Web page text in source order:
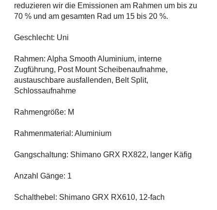
reduzieren wir die Emissionen am Rahmen um bis zu
70 % und am gesamten Rad um 15 bis 20 %.
Geschlecht: Uni
Rahmen: Alpha Smooth Aluminium, interne
Zugführung, Post Mount Scheibenaufnahme,
austauschbare ausfallenden, Belt Split,
Schlossaufnahme
Rahmengröße: M
Rahmenmaterial: Aluminium
Gangschaltung: Shimano GRX RX822, langer Käfig
Anzahl Gänge: 1
Schalthebel: Shimano GRX RX610, 12-fach